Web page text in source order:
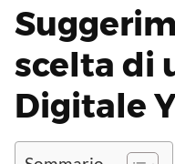
scelta di
Digitale